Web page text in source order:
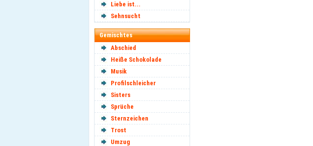
Liebe ist...
Sehnsucht
Gemischtes
Abschied
Heiße Schokolade
Musik
Profilschleicher
Sisters
Sprüche
Sternzeichen
Trost
Umzug